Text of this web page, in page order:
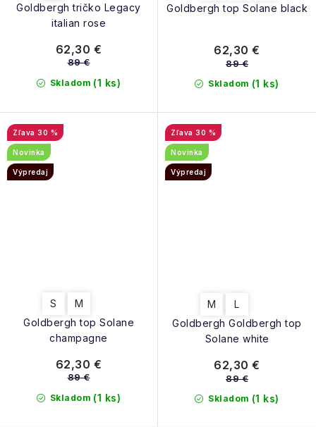
Goldbergh tričko Legacy
italian rose
Skladom (1 ks)
62,30 €
89 €
Goldbergh top Solane black
Skladom (1 ks)
62,30 €
89 €
Goldbergh top Solane
champagne
30 %
Novinka
Výpredaj
S M
Skladom (1 ks)
62,30 €
89 €
Goldbergh Goldbergh top
Solane white
30 %
Novinka
Výpredaj
M L
Skladom (1 ks)
62,30 €
89 €